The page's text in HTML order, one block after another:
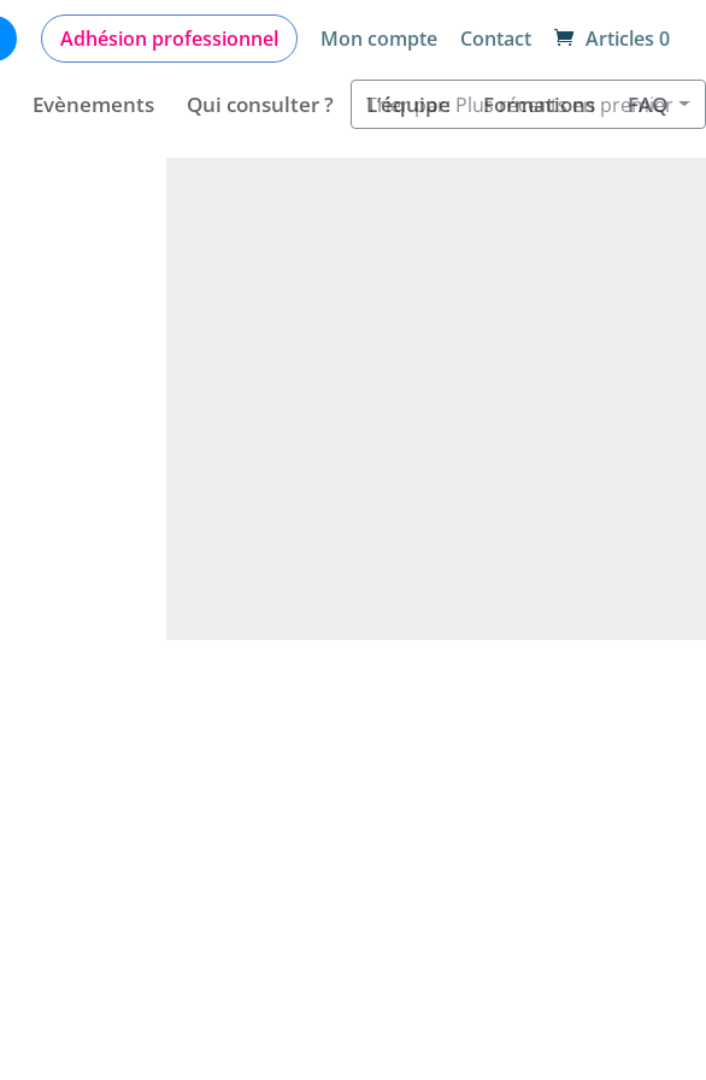
Adhésion professionnel Mon compte Contact Articles 0
Evènements Qui consulter ? L’équipe Formations FAQ
Trier par: Plus récents en premier